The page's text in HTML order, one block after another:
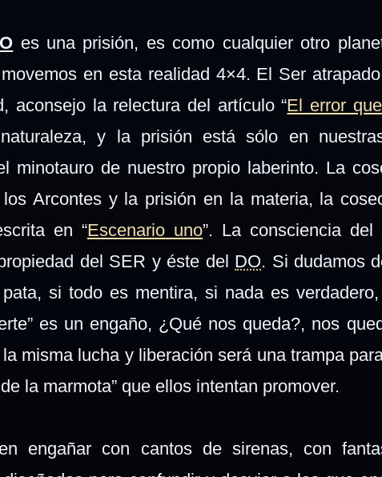
es una prisión, es como cualquier otro
en esta realidad 4×4. El Ser
aconsejo la relectura del artículo “El error
y la prisión está sólo en
minotauro de nuestro propio laberinto. La
Arcontes y la prisión en la materia, la
en “Escenario uno”. La consciencia
del SER y éste del DO. Si dudamos
si todo es mentira, si nada es
es un engaño, ¿Qué nos queda?, nos
misma lucha y liberación será una trampa
la marmota” que ellos intentan promover.
engañar con cantos de sirenas, con